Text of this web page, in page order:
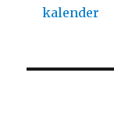
kalender